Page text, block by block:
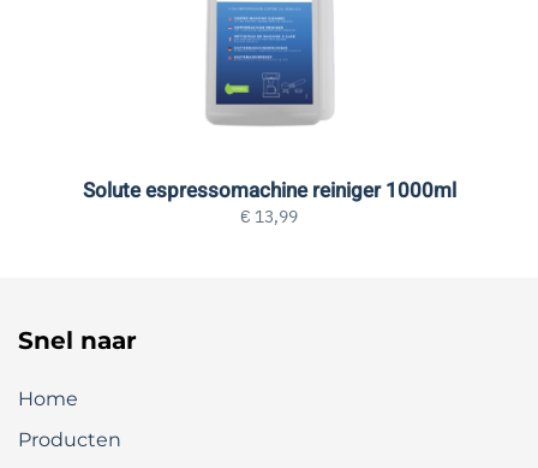
Solute espressomachine reiniger 1000ml
€ 13,99
Snel naar
Home
Producten